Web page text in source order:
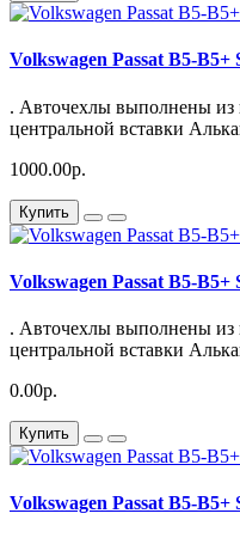
Volkswagen Passat B5-B5+
. Авточехлы выполнены из
центральной вставки
1000.00р.
Купить
Volkswagen Passat B5-B5+
. Авточехлы выполнены из
центральной вставки
0.00р.
Купить
Volkswagen Passat B5-B5+